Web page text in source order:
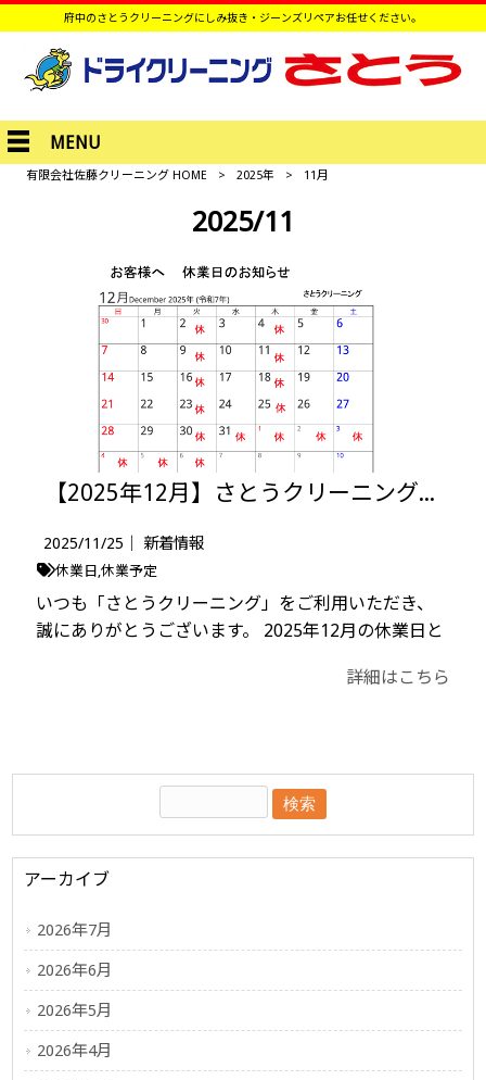
府中のさとうクリーニングにしみ抜き・ジーンズリペアお任せください。
MENU
有限会社佐藤クリーニング HOME > 2025年 > 11月
2025/11
【2025年12月】さとうクリーニング休業日のお知らせ（年末年始のご案内）
2025/11/25｜ 新着情報
休業日 休業予定
いつも「さとうクリーニング」をご利用いただき、
誠にありがとうございます。 2025年12月の休業日と
詳細はこちら
アーカイブ
2026年7月
2026年6月
2026年5月
2026年4月